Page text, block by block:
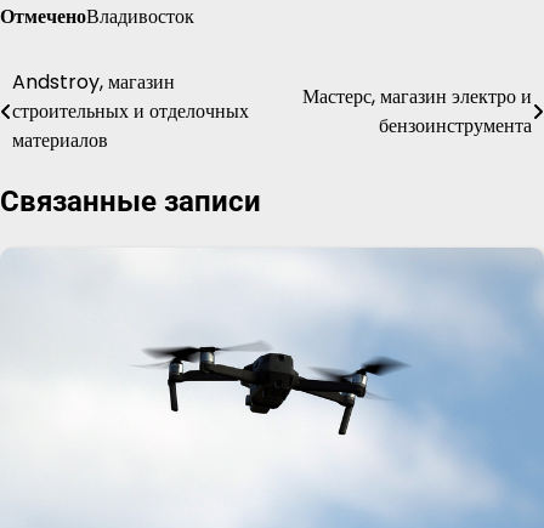
ОтмеченоВладивосток
Навигация
по
Andstroy, магазин
строительных и отделочных
материалов
Мастерс, магазин электро и
бензоинструмента
Связанные записи